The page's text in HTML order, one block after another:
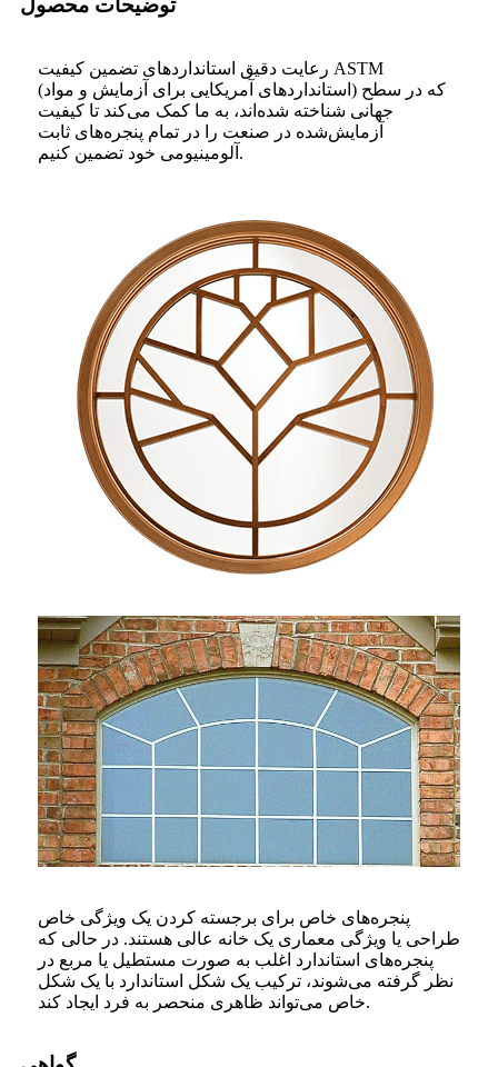
توضیحات محصول
رعایت دقیق استانداردهای تضمین کیفیت ASTM
(استانداردهای آمریکایی برای آزمایش و مواد) که در سطح
جهانی شناخته شده‌اند، به ما کمک می‌کند تا کیفیت
آزمایش‌شده در صنعت را در تمام پنجره‌های ثابت
آلومینیومی خود تضمین کنیم.
پنجره‌های خاص برای برجسته کردن یک ویژگی خاص
طراحی یا ویژگی معماری یک خانه عالی هستند. در حالی که
پنجره‌های استاندارد اغلب به صورت مستطیل یا مربع در
نظر گرفته می‌شوند، ترکیب یک شکل استاندارد با یک شکل
خاص می‌تواند ظاهری منحصر به فرد ایجاد کند.